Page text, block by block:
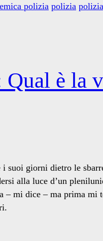
polizia polizia
è la
suoi giorni dietro le
alla luce d’un
– mi dice – ma prima mi